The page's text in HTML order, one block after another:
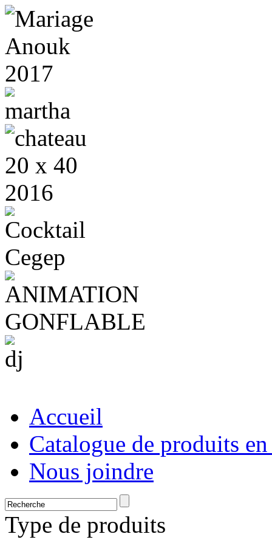
Accueil
Catalogue de produits
Nous joindre
Type de produits